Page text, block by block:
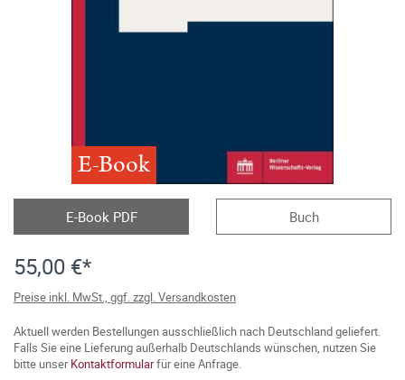
E-Book
E-Book PDF Buch
55,00 €*
Preise inkl. MwSt., ggf. zzgl. Versandkosten
Aktuell werden Bestellungen ausschließlich nach Deutschland geliefert.
Falls Sie eine Lieferung außerhalb Deutschlands wünschen, nutzen Sie
bitte unserKontaktformularfür eine Anfrage.